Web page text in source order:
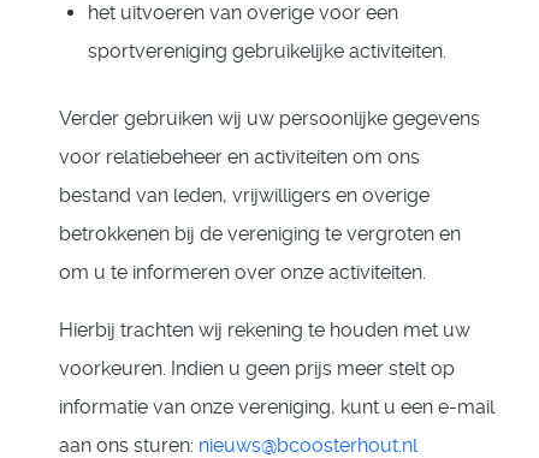
het uitvoeren van overige voor een
sportvereniging gebruikelijke activiteiten.
Verder gebruiken wij uw persoonlijke gegevens
voor relatiebeheer en activiteiten om ons
bestand van leden, vrijwilligers en overige
betrokkenen bij de vereniging te vergroten en
om u te informeren over onze activiteiten.
Hierbij trachten wij rekening te houden met uw
voorkeuren. Indien u geen prijs meer stelt op
informatie van onze vereniging, kunt u een e-mail
aan ons sturen: nieuws@bcoosterhout.nl